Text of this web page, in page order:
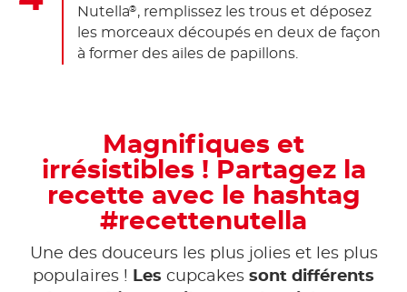
Nutella® , remplissez les trous et déposez
les morceaux découpés en deux de façon
à former des ailes de papillons.
Magnifiques et
irrésistibles ! Partagez la
recette avec le hashtag
#recettenutella
Une des douceurs les plus jolies et les plus
populaires ! Les cupcakes sont différents